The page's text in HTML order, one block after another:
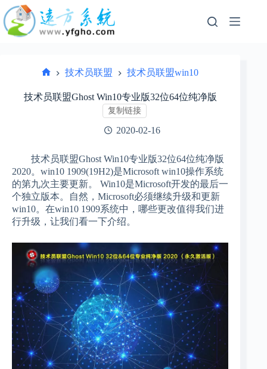
过
内
页
技术员联盟 技术员联盟win10
技术员联盟Ghost Win10专业版32位64位纯净版
复制链接
2020-02-16
技术员联盟Ghost Win10专业版32位64位纯净版
2020。win10 1909(19H2)是Microsoft win10操作系统
的第九次主要更新。 Win10是Microsoft开发的最后一
个独立版本。自然，Microsoft必须继续升级和更新
win10。在win10 1909系统中，哪些更改值得我们进
行升级，让我们看一下介绍。